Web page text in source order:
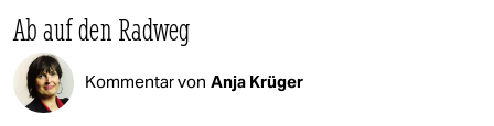
Ab auf den Radweg
Kommentar von Anja Krüger